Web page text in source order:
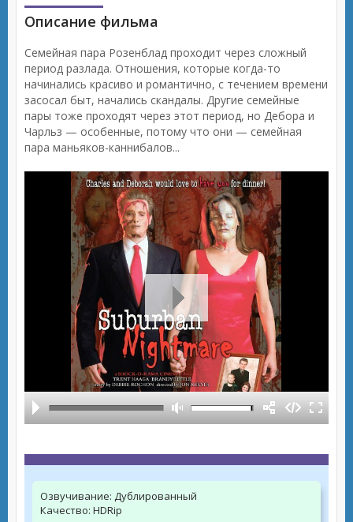
Описание фильма
Семейная пара Розенблад проходит через сложный
период разлада. Отношения, которые когда-то
начинались красиво и романтично, с течением времени
засосал быт, начались скандалы. Другие семейные
пары тоже проходят через этот период, но Дебора и
Чарльз — особенные, потому что они — семейная
пара маньяков-каннибалов...
Озвучивание: Дублированный
Качество: HDRip